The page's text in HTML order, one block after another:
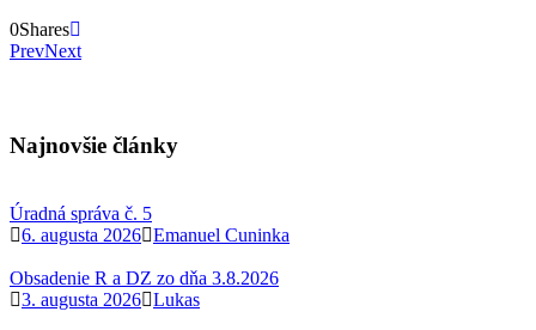
0Shares
PrevNext
Najnovšie články
Úradná správa č. 5
6. augusta 2026 Emanuel Cuninka
Obsadenie R a DZ zo dňa 3.8.2026
3. augusta 2026 Lukas